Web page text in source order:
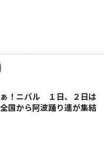
！ニバル １日、２日は
国から阿波踊り連が集結